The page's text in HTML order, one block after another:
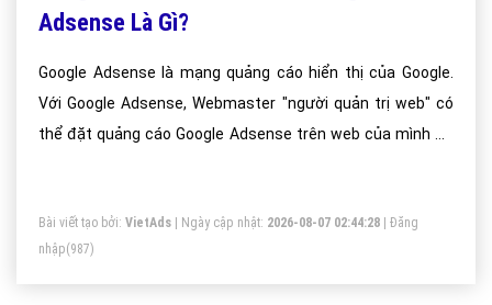
Adsense Là Gì?
Google Adsense là mạng quảng cáo hiển thị của Google.
Với Google Adsense, Webmaster "người quản trị web" có
thể đặt quảng cáo Google Adsense trên web của mình để
Bài viết tạo bởi: VietAds | Ngày cập nhật: 2026-08-07 02:44:28
Đăng
nhập(987)